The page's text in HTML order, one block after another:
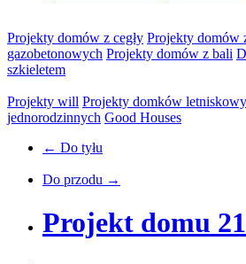
Projekty domów z cegły Projekty domów
gazobetonowych Projekty domów z bali
szkieletem
Projekty will Projekty domków
jednorodzinnych Good Houses
← Do tyłu
Do przodu →
Projekt domu